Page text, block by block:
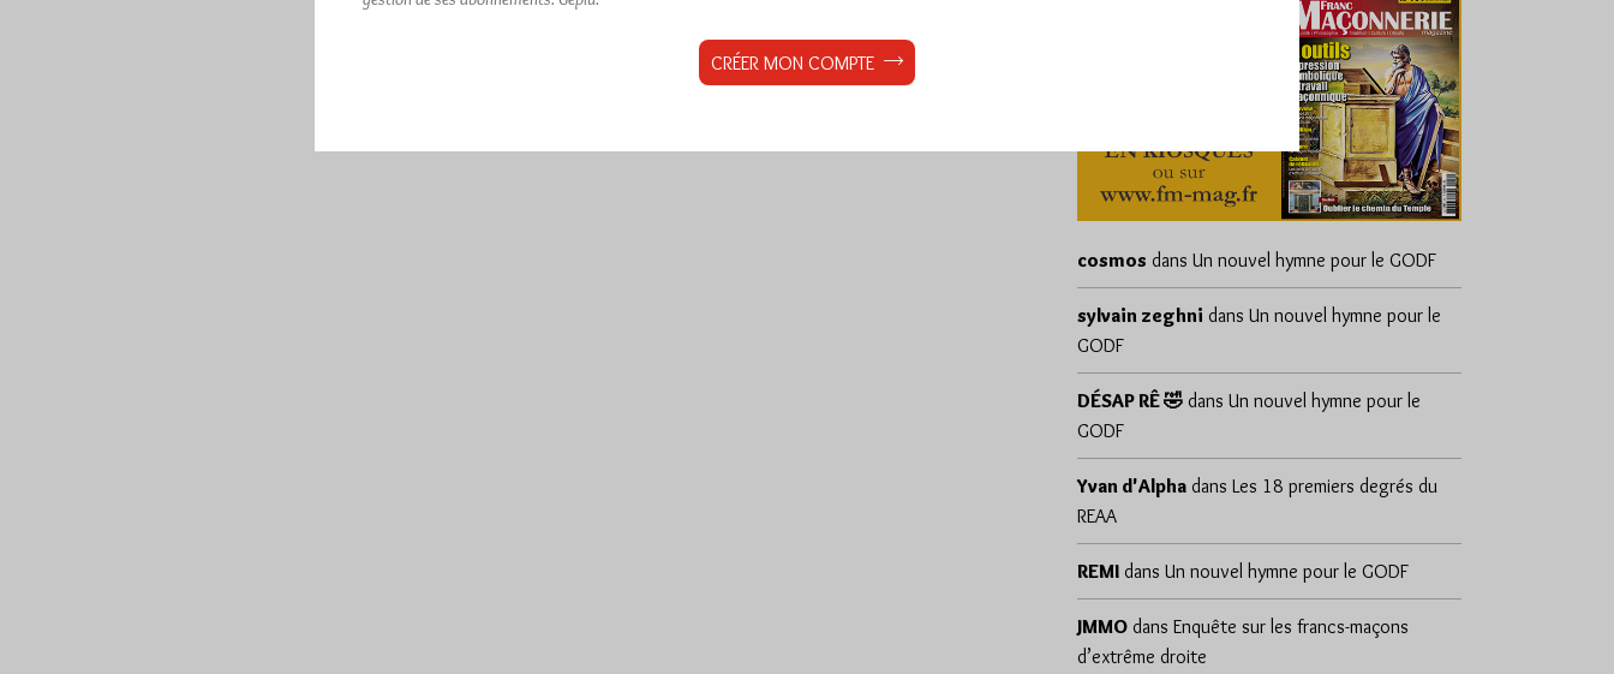
cosmos dans Un nouvel hymne pour le GODF
sylvain zeghni dans Un nouvel hymne pour le
GODF
DÉSAP RÊ 🤣 dans Un nouvel hymne pour le
GODF
Yvan d'Alpha dans Les 18 premiers degrés du
REAA
REMI dans Un nouvel hymne pour le GODF
JMMO dans Enquête sur les francs-maçons
d’extrême droite
CRÉER MON COMPTE